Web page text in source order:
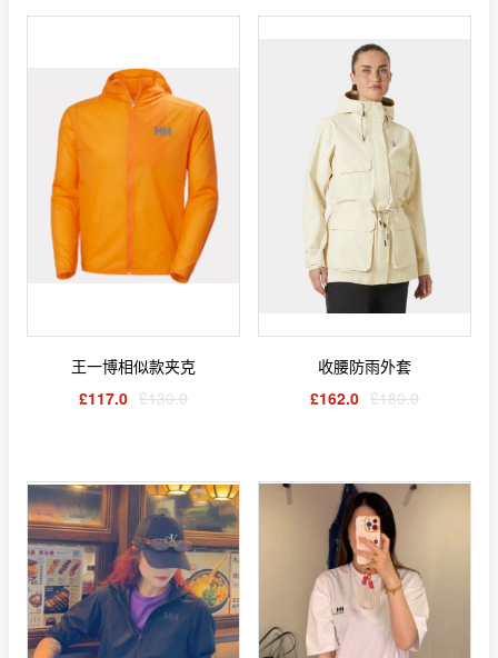
王一博相似款夹克
£117.0 £130.0
收腰防雨外套
£162.0 £180.0